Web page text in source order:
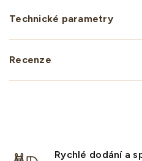
Technické parametry
Recenze
Rychlé dodání a